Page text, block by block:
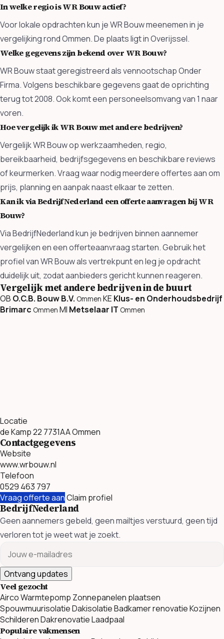
In welke regio is WR Bouw actief?
Voor lokale opdrachten kun je WR Bouw meenemen in je
vergelijking rond Ommen. De plaats ligt in Overijssel.
Welke gegevens zijn bekend over WR Bouw?
WR Bouw staat geregistreerd als vennootschap Onder
Firma. Volgens beschikbare gegevens gaat de oprichting
terug tot 2008. Ook komt een personeelsomvang van 1 naar
voren.
Hoe vergelijk ik WR Bouw met andere bedrijven?
Vergelijk WR Bouw op werkzaamheden, regio,
bereikbaarheid, bedrijfsgegevens en beschikbare reviews
of keurmerken. Vraag waar nodig meerdere offertes aan om
prijs, planning en aanpak naast elkaar te zetten.
Kan ik via BedrijfNederland een offerte aanvragen bij WR
Bouw?
Via BedrijfNederland kun je bedrijven binnen aannemer
vergelijken en een offerteaanvraag starten. Gebruik het
profiel van WR Bouw als vertrekpunt en leg je opdracht
duidelijk uit, zodat aanbieders gericht kunnen reageren.
Vergelijk met andere bedrijven in de buurt
OB O.C.B. Bouw B.V. Ommen KE Klus- en Onderhoudsbedrijf
Brimarc Ommen MI Metselaar IT Ommen
Locatie
de Kamp 22 7731AA Ommen
Contactgegevens
Website
www.wrbouw.nl
Telefoon
0529 463 797
Vraag offerte aanClaim profiel
BedrijfNederland
Geen aannemers gebeld, geen mailtjes verstuurd, geen tijd
verloren tot je weet wat je zoekt.
Ontvang updates
Veel gezocht
AircoWarmtepomp Zonnepanelen plaatsen
SpouwmuurisolatieDakisolatieBadkamer renovatieKozijnen
SchilderenDakrenovatieLaadpaal
Populaire vakmensen